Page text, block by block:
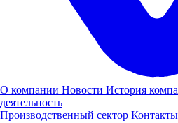
О компании Новости История
деятельность
Производственный сектор Контакты
Команда "Луидора" взяла
официального дилера ОАО «ГАЗ» в
летию спортклуба «Торпедо».